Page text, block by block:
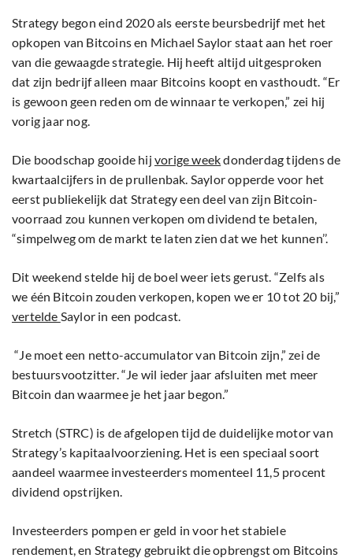
Strategy begon eind 2020 als eerste beursbedrijf met het
opkopen van Bitcoins en Michael Saylor staat aan het roer
van die gewaagde strategie. Hij heeft altijd uitgesproken
dat zijn bedrijf alleen maar Bitcoins koopt en vasthoudt. “Er
is gewoon geen reden om de winnaar te verkopen,” zei hij
vorig jaar nog.
Die boodschap gooide hij vorige weekdonderdag tijdens de
kwartaalcijfers in de prullenbak. Saylor opperde voor het
eerst publiekelijk dat Strategy een deel van zijn Bitcoin-
voorraad zou kunnen verkopen om dividend te betalen,
“simpelweg om de markt te laten zien dat we het kunnen’’.
Dit weekend stelde hij de boel weer iets gerust. “Zelfs als
we één Bitcoin zouden verkopen, kopen we er 10 tot 20 bij,”
vertelde Saylor in een podcast.
“Je moet een netto-accumulator van Bitcoin zijn,” zei de
bestuursvootzitter. “Je wil ieder jaar afsluiten met meer
Bitcoin dan waarmee je het jaar begon.”
Stretch (STRC) is de afgelopen tijd de duidelijke motor van
Strategy’s kapitaalvoorziening. Het is een speciaal soort
aandeel waarmee investeerders momenteel 11,5 procent
dividend opstrijken.
Investeerders pompen er geld in voor het stabiele
rendement, en Strategy gebruikt die opbrengst om Bitcoins